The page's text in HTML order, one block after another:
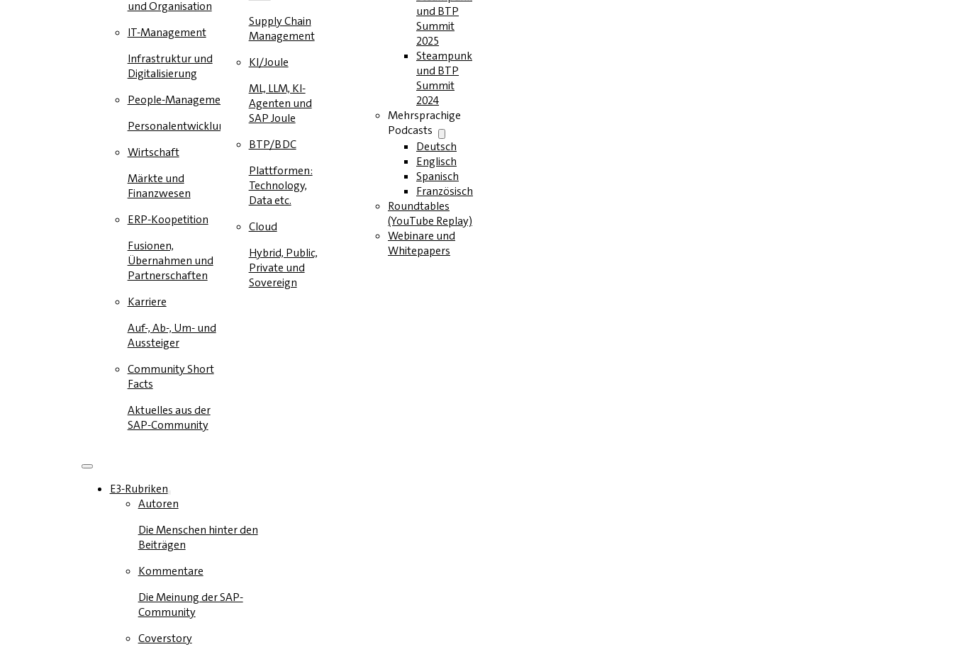
und Organisation
IT-Management
Infrastruktur und
Digitalisierung
People-Management
Personalentwicklung
Wirtschaft
Märkte und
Finanzwesen
ERP-Koopetition
Fusionen,
Übernahmen und
Partnerschaften
Karriere
Auf-, Ab-, Um- und
Aussteiger
Community Short
Facts
Aktuelles aus der
SAP-Community
Supply Chain
Management
KI/Joule
ML, LLM, KI-
Agenten und
SAP Joule
BTP/BDC
Plattformen:
Technology,
Data etc.
Cloud
Hybrid, Public,
Private und
Sovereign
und BTP
Summit
2025
Steampunk
und BTP
Summit
2024
Mehrsprachige
Podcasts
Deutsch
Englisch
Spanisch
Französisch
Roundtables
(YouTube Replay)
Webinare und
Whitepapers
E3-Rubriken
Autoren
Die Menschen hinter den
Beiträgen
Kommentare
Die Meinung der SAP-
Community
Coverstory